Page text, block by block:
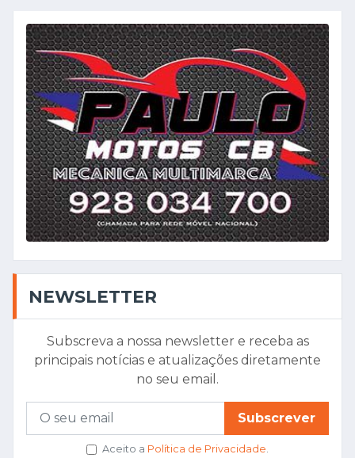
NEWSLETTER
Subscreva a nossa newsletter e receba as
principais notícias e atualizações diretamente
no seu email.
Subscrever
Aceito a Política de Privacidade